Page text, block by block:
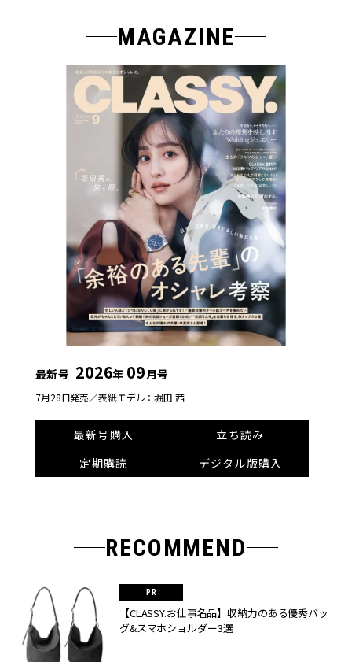
MAGAZINE
最新号 2026年 09月号
7月28日発売／表紙モデル：堀田 茜
最新号購入
立ち読み
定期購読
デジタル版購入
RECOMMEND
【CLASSY.お仕事名品】収納力のある優秀バッ
グ&スマホショルダー3選